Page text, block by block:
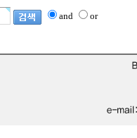
and or